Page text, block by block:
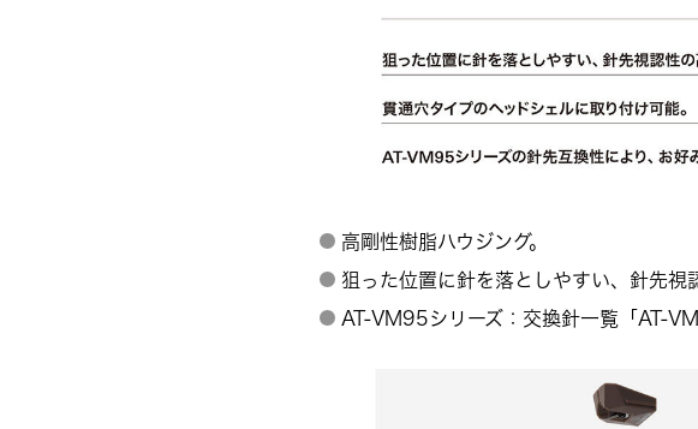
高剛性樹脂ハウジング。
狙った位置に針を落としやすい、針先視
AT-VM95シリーズ：交換針一覧「AT-